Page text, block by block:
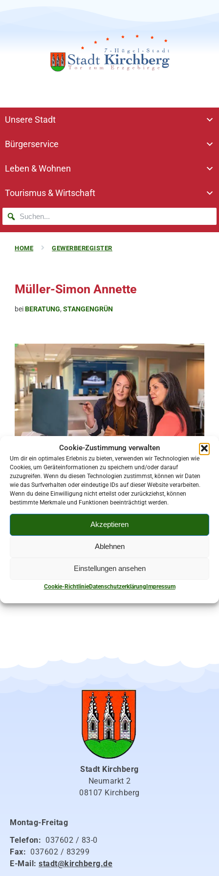
Cookie-Zustimmung verwalten
Um dir ein optimales Erlebnis zu bieten, verwenden wir Technologien wie
Cookies, um Geräteinformationen zu speichern und/oder darauf
zuzugreifen. Wenn du diesen Technologien zustimmst, können wir Daten
wie das Surfverhalten oder eindeutige IDs auf dieser Website verarbeiten.
Wenn du deine Einwilligung nicht erteilst oder zurückziehst, können
bestimmte Merkmale und Funktionen beeinträchtigt werden.
Akzeptieren
Ablehnen
Einstellungen ansehen
Cookie-RichtlinieDatenschutzerklärungImpressum
Unsere Stadt
Bürgerservice
Leben & Wohnen
Tourismus & Wirtschaft
HOME GEWERBEREGISTER
Müller-Simon Annette
beiBERATUNG, STANGENGRÜN
Kontaktperson:
Annette Müller-Simon
Hirschfelder Straße 32A 08107 Kirchberg-
Stadt Kirchberg
Neumarkt 2
08107 Kirchberg
Montag-Freitag
Telefon: 037602 / 83-0
Fax: 037602 / 83299
E-Mail: stadt@kirchberg.de